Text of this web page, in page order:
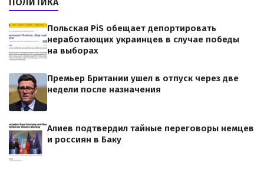
Польская PiS обещает депортировать
неработающих украинцев в случае победы
на выборах
Премьер Британии ушел в отпуск через две
недели после назначения
Алиев подтвердил тайные переговоры немцев
и россиян в Баку